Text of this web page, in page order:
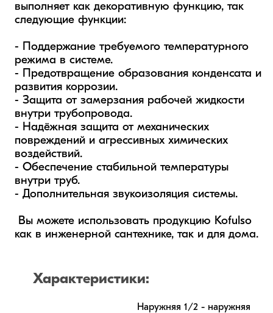
выполняет как декоративную функцию, так
следующие функции:
- Поддержание требуемого температурного
режима в системе.
- Предотвращение образования конденсата и
развития коррозии.
- Защита от замерзания рабочей жидкости
внутри трубопровода.
- Надёжная защита от механических
повреждений и агрессивных химических
воздействий.
- Обеспечение стабильной температуры
внутри труб.
- Дополнительная звукоизоляция системы.
как в инженерной сантехнике, так и для дома.
Характеристики:
Наружняя 1/2 - наружняя